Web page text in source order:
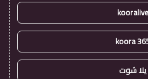
kooralive
koora
يلا شوت